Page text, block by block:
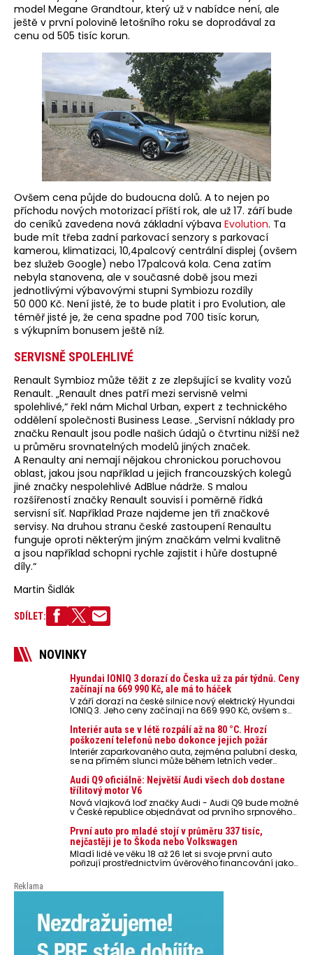
model Megane Grandtour, který už v nabídce není, ale
ještě v první polovině letošního roku se doprodával za
cenu od 505 tisíc korun.
Ovšem cena půjde do budoucna dolů. A to nejen po
příchodu nových motorizací příští rok, ale už 17. září bude
do ceníků zavedena nová základní výbava Evolution. Ta
bude mít třeba zadní parkovací senzory s parkovací
kamerou, klimatizaci, 10,4palcový centrální displej (ovšem
bez služeb Google) nebo 17palcová kola. Cena zatím
nebyla stanovena, ale v současné době jsou mezi
jednotlivými výbavovými stupni Symbiozu rozdíly
50 000 Kč. Není jisté, že to bude platit i pro Evolution, ale
téměř jisté je, že cena spadne pod 700 tisíc korun,
s výkupním bonusem ještě níž.
SERVISNĚ SPOLEHLIVÉ
Renault Symbioz může těžit z ze zlepšující se kvality vozů
Renault. „Renault dnes patří mezi servisně velmi
spolehlivé,“ řekl nám Michal Urban, expert z technického
oddělení společnosti Business Lease. „Servisní náklady pro
značku Renault jsou podle našich údajů o čtvrtinu nižší než
u průměru srovnatelných modelů jiných značek.
A Renaulty ani nemají nějakou chronickou poruchovou
oblast, jakou jsou například u jejich francouzských kolegů
jiné značky nespolehlivé AdBlue nádrže. S malou
rozšířeností značky Renault souvisí i poměrně řídká
servisní síť. Například Praze najdeme jen tři značkové
servisy. Na druhou stranu české zastoupení Renaultu
funguje oproti některým jiným značkám velmi kvalitně
a jsou například schopni rychle zajistit i hůře dostupné
díly.“
Martin Šidlák
SDÍLET:
NOVINKY
Hyundai IONIQ 3 dorazí do Česka už za pár týdnů. Ceny
začínají na 669 990 Kč, ale má to háček
V září dorazí na české silnice nový elektrický Hyundai
IONIQ 3. Jeho ceny začínají na 669 990 Kč, ovšem s
případně 529 579 Kč bez DPH pro firemní zákazníky a
podnikatele. Ceníková cena zatím není známa.
Interiér auta se v létě rozpálí až na 80 °C. Hrozí
poškození telefonů nebo dokonce jejich požár
Interiér zaparkovaného auta, zejména palubní deska,
se na přímém slunci může během letních veder
nebezpečí pro odložené mobilní telefony, powerbanky
nebo notebooky. Můžou urychlit stárnutí baterií,
poškodit elektroniku a ve výjimečných případech i
zvýšit riziko požáru.
Audi Q9 oficiálně: Největší Audi všech dob dostane
třílitový motor V6
Nová vlajková loď značky Audi - Audi Q9 bude možné
v České republice objednávat od prvního srpnového
První auto pro mladé stojí v průměru 337 tisíc,
nejčastěji je to Škoda nebo Volkswagen
Mladí lidé ve věku 18 až 26 let si svoje první auto
pořizují prostřednictvím úvěrového financování jako
tisíc korun a průměrná financovaná částka
Reklama